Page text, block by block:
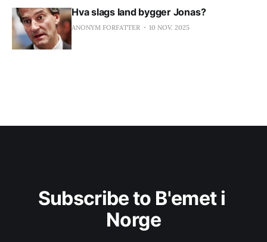
Hva slags land bygger Jonas?
ANONYM FORFATTER 10 NOV. 2025
Subscribe to B'emet i
Norge